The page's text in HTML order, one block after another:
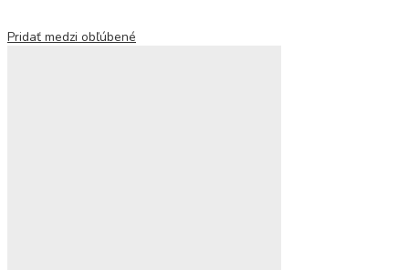
Pridať medzi obľúbené